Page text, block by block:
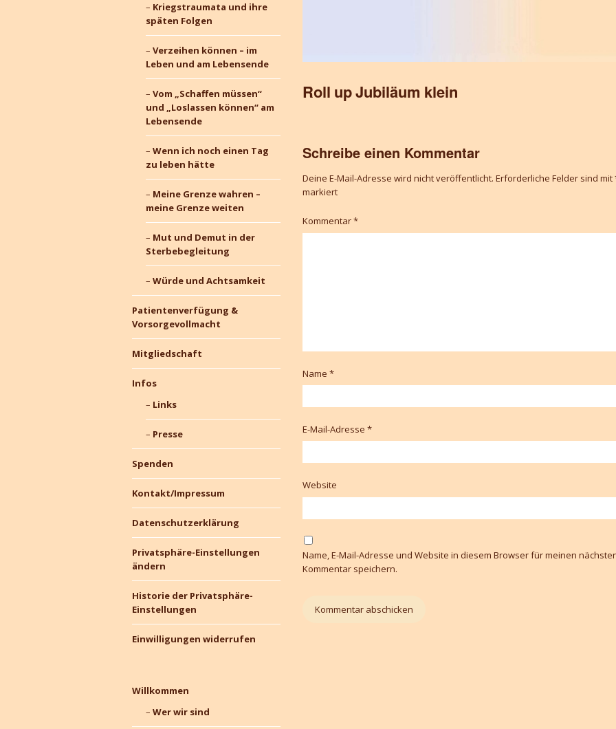
Kriegstraumata und ihre
späten Folgen
Verzeihen können – im
Leben und am Lebensende
Vom „Schaffen müssen“
und „Loslassen können“ am
Lebensende
Wenn ich noch einen Tag
zu leben hätte
Meine Grenze wahren –
meine Grenze weiten
Mut und Demut in der
Sterbebegleitung
Würde und Achtsamkeit
Patientenverfügung &
Vorsorgevollmacht
Mitgliedschaft
Infos
Links
Presse
Spenden
Kontakt/Impressum
Datenschutzerklärung
Privatsphäre-Einstellungen
ändern
Historie der Privatsphäre-
Einstellungen
Einwilligungen widerrufen
Willkommen
Wer wir sind
Roll up Jubiläum klein
Schreibe einen Kommentar
Deine E-Mail-Adresse wird nicht veröffentlicht. Erforderliche Felder sind mit
markiert
Kommentar*
Name *
E-Mail-Adresse *
Website
Name, E-Mail-Adresse und Website in diesem Browser für meinen
Kommentar speichern.